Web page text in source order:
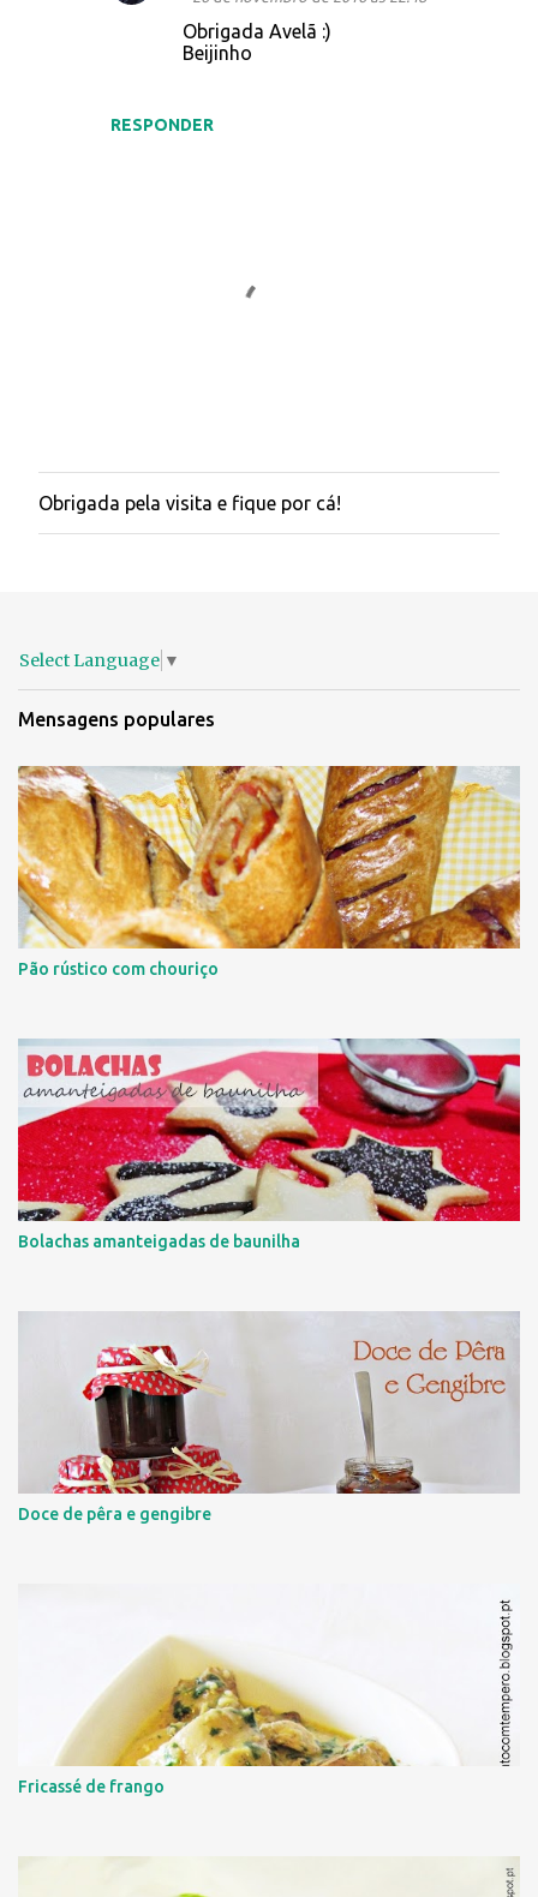
RESPONDER
Obrigada Avelã :)
Beijinho
E
n
m
m
n
t
á
r
i
o
Obrigada pela visita e fique por cá!
Select Language ▼
Mensagens populares
Pão rústico com chouriço
Bolachas amanteigadas de baunilha
Doce de pêra e gengibre
Fricassé de frango